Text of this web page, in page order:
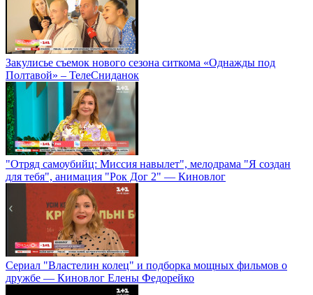
Закулисье съемок нового сезона ситкома «Однажды под
Полтавой» – ТелеСниданок
"Отряд самоубийц: Миссия навылет", мелодрама "Я создан
для тебя", анимация "Рок Дог 2" — Киновлог
Сериал "Властелин колец" и подборка мощных фильмов о
дружбе — Киновлог Елены Федорейко